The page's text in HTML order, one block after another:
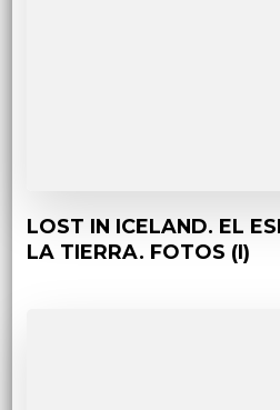
LOST IN ICELAND. EL
LA TIERRA. FOTOS (I)